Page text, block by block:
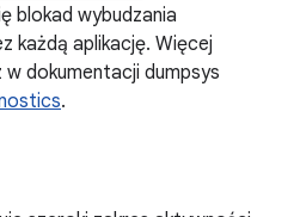
blokad wybudzania
każdą aplikację. Więcej
dokumentacji dumpsys
.